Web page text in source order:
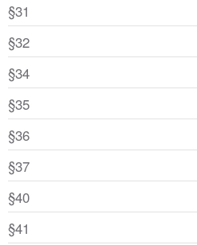
§31
§32
§34
§35
§36
§37
§40
§41